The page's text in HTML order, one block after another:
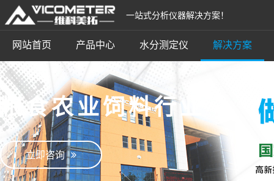
一站式分析仪器解决方案！
网站首页 产品中心 水分测定仪 解决方案
粮食农业饲料行业
立即咨询